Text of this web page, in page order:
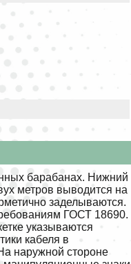
барабанах. Нижний
метров выводится на
заделываются.
ГОСТ 18690.
указываются
кабеля в
наружной стороне